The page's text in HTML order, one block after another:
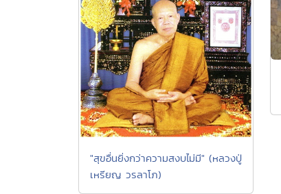
"สุขอื่นยิ่งกว่าความสงบไม่มี" (หลวงปู่
เหรียญ วรลาโภ)